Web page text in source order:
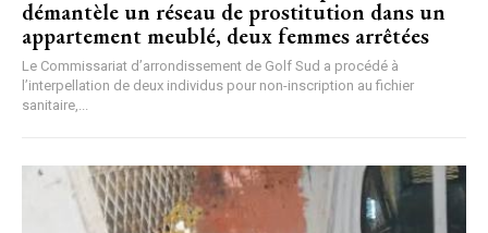
démantèle un réseau de prostitution dans un
appartement meublé, deux femmes arrêtées
Le Commissariat d’arrondissement de Golf Sud a procédé à
l’interpellation de deux individus pour non-inscription au fichier
sanitaire,...